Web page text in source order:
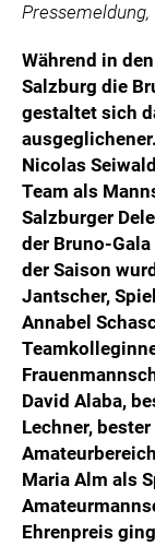
MEDIA
LOGOS
COCA COLA
PRESSEKONTAKT
Pressemeldung,
Während in
Salzburg die
gestaltet sich
Nicolas
Team als
Salzburger
der Bruno-
der Saison
Jantscher,
Annabel
David Alaba,
Lechner,
Maria Alm als
Ehrenpreis